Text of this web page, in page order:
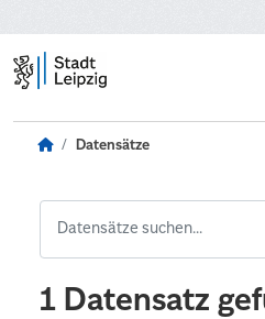
Datensätze
1 Datensatz